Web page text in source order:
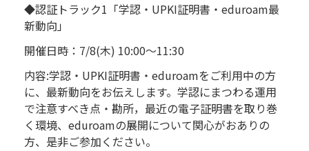
◆認証トラック1「学認・UPKI証明書・eduroam最
新動向」
開催日時：7/8(木) 10:00～11:30
内容:学認・UPKI証明書・eduroamをご利用中の方
に、最新動向をお伝えします。学認にまつわる運用
で注意すべき点・勘所，最近の電子証明書を取り巻
く環境、eduroamの展開について関心がおありの
方、是非ご参加ください。